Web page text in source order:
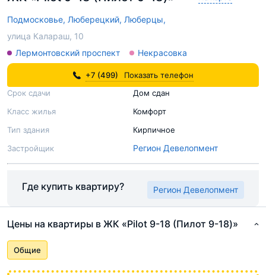
Подмосковье, Люберецкий, Люберцы,
улица Калараш, 10
Лермонтовский проспект
Некрасовка
Срок сдачи
Дом сдан
Класс жилья
Комфорт
Тип здания
Кирпичное
Застройщик
Регион Девелопмент
+7 (499) Показать телефон
Где купить квартиру? Регион Девелопмент
Цены на квартиры в ЖК «Pilot 9-18 (Пилот 9-18)»
Общие